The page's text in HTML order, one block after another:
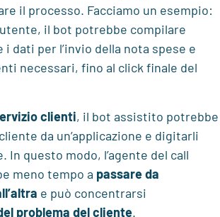
il processo. Facciamo un esempio:
il bot potrebbe compilare
dati per l’invio della nota spese e
necessari, fino al click finale del
clienti, il bot assistito potrebbe
da un’applicazione e digitarli
In questo modo, l’agente del call
meno tempo a passare da
e può concentrarsi
problema del cliente.